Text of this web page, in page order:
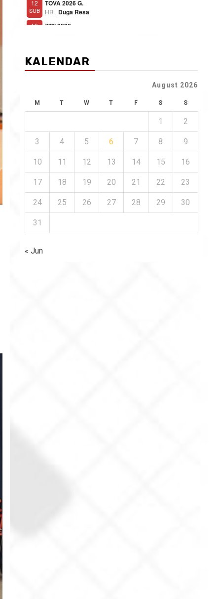
KALENDAR
August 2026
M T W T F S S
1 2
3 4 5 6 7 8 9
10 11 12 13 14 15 16
17 18 19 20 21 22 23
24 25 26 27 28 29 30
31
« Jun